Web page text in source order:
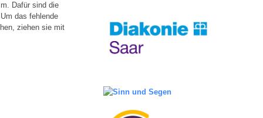
Dafür sind die
das fehlende
ziehen sie mit